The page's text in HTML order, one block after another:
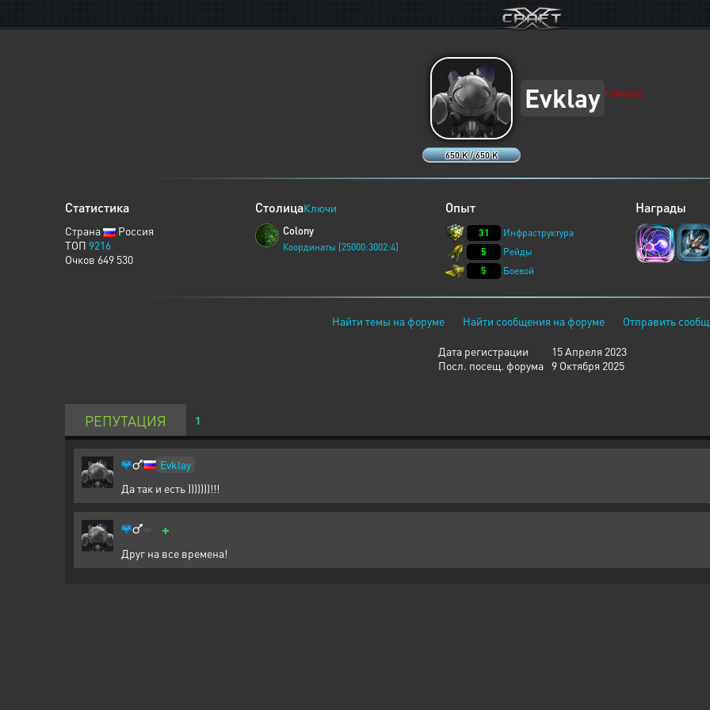
650 K / 650 K
Evklay HUMANS
Статистика
Страна
Россия
ТОП 9216
Очков 649 530
СтолицаКлючи
Colony
Координаты [25000:3002:4]
Опыт
31
Инфраструктура
5
Рейды
5
Боевой
Награды
Найти темы на форуме Найти сообщения на форуме Отправить
Дата регистрации
15 Апреля 2023
Посл. посещ. форума
9 Октября 2025
РЕПУТАЦИЯ 1
Evklay
Да так и есть )))))))!!!
+
Друг на все времена!